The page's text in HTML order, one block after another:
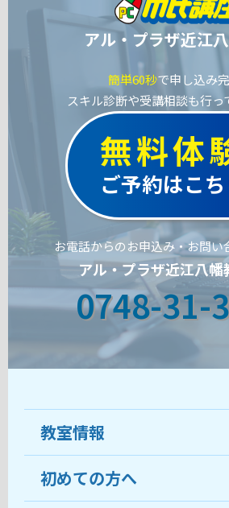
アル・プラザ近江
簡単60秒で申し込み
スキル診断や受講相談も行っ
無料体
ご予約はこ
お電話からのお申込み・お問い
アル・プラザ近江八幡
0748-31-
教室情報
教室について
初めての方へ